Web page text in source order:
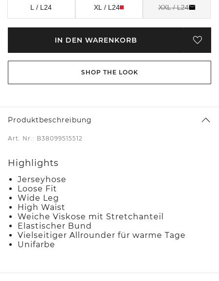
L / L24 XL / L24 XXL / L24
IN DEN WARENKORB
SHOP THE LOOK
Produktbeschreibung
Art. Nr.: B38099515512
Highlights
Jerseyhose
Loose Fit
Wide Leg
High Waist
Weiche Viskose mit Stretchanteil
Elastischer Bund
Vielseitiger Allrounder für warme Tage
Unifarbe